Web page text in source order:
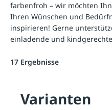
farbenfroh – wir möchten
Ihren Wünschen und
inspirieren! Gerne
einladende und
17 Ergebnisse
Varianten